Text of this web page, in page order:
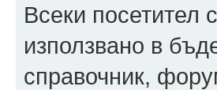
Всеки посетител
използвано в
справочник,